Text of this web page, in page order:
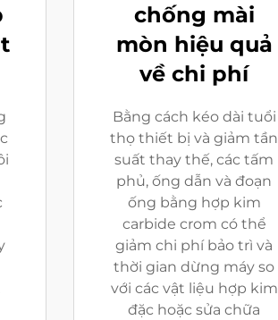
chống mài
mòn hiệu quả
về chi phí
Bằng cách kéo dài tuổi
thọ thiết bị và giảm tần
suất thay thế, các tấm
phủ, ống dẫn và đoạn
ống bằng hợp kim
carbide crom có thể
giảm chi phí bảo trì và
thời gian dừng máy so
với các vật liệu hợp kim
đặc hoặc sửa chữa